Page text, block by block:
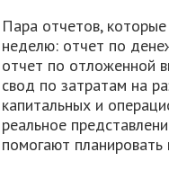
Пара отчетов,
неделю: отчет по
отчет по отложенной
свод по затратам на
капитальных и
реальное
помогают планировать